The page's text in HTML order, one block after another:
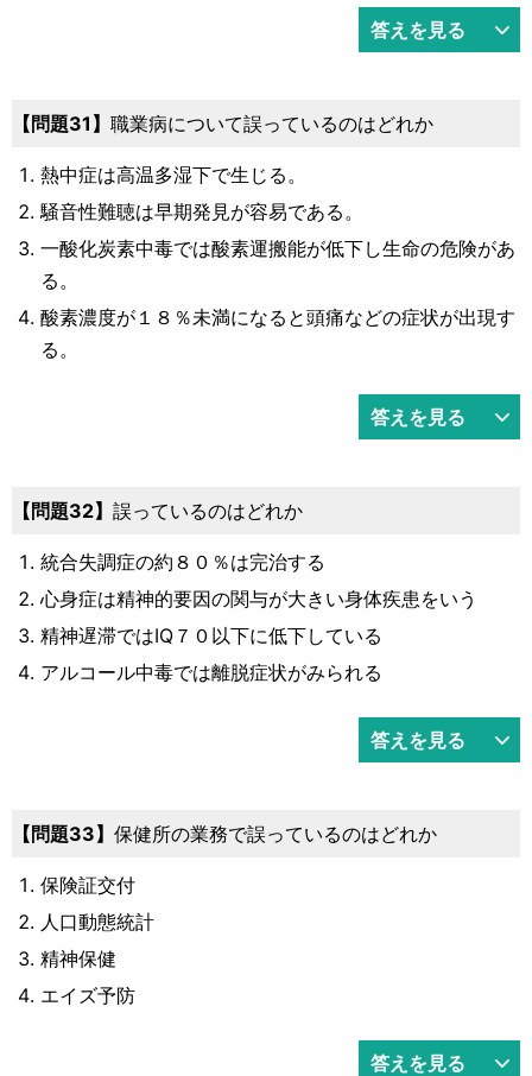
答えを見る
31 職業病について誤っているのはどれか
熱中症は高温多湿下で生じる。
騒音性難聴は早期発見が容易である。
一酸化炭素中毒では酸素運搬能が低下し生命の危険があ
る。
酸素濃度が１８％未満になると頭痛などの症状が出現す
る。
答えを見る
32 誤っているのはどれか
統合失調症の約８０％は完治する
心身症は精神的要因の関与が大きい身体疾患をいう
精神遅滞ではIQ７０以下に低下している
アルコール中毒では離脱症状がみられる
答えを見る
33 保健所の業務で誤っているのはどれか
保険証交付
人口動態統計
精神保健
エイズ予防
答えを見る